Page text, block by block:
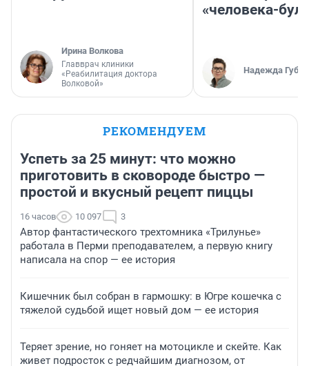
Ирина Волкова
Главврач клиники
«Реабилитация доктора
Волковой»
«человека-
Надежда
РЕКОМЕНДУЕМ
Успеть за 25 минут: что можно
приготовить в сковороде быстро —
простой и вкусный рецепт пиццы
16 часов 10 097 3
Автор фантастического трехтомника «Трилунье»
работала в Перми преподавателем, а первую книгу
написала на спор — ее история
Кишечник был собран в гармошку: в Югре кошечка с
тяжелой судьбой ищет новый дом — ее история
Теряет зрение, но гоняет на мотоцикле и скейте. Как
живет подросток с редчайшим диагнозом, от